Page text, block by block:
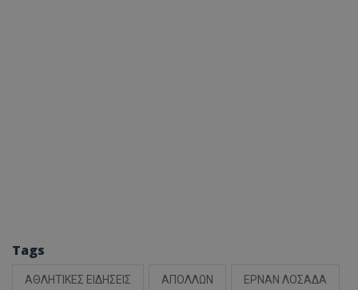
Tags
ΑΘΛΗΤΙΚΕΣ ΕΙΔΗΣΕΙΣ ΑΠΟΛΛΩΝ ΕΡΝΑΝ ΛΟΣΑΔΑ